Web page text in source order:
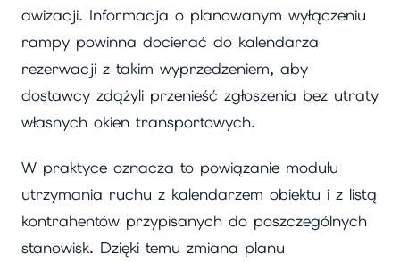
awizacji. Informacja o planowanym wyłączeniu
rampy powinna docierać do kalendarza
rezerwacji z takim wyprzedzeniem, aby
dostawcy zdążyli przenieść zgłoszenia bez utraty
własnych okien transportowych.
W praktyce oznacza to powiązanie modułu
utrzymania ruchu z kalendarzem obiektu i z listą
kontrahentów przypisanych do poszczególnych
stanowisk. Dzięki temu zmiana planu